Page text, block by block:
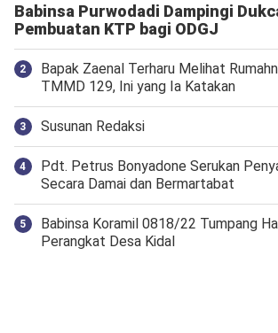
Babinsa Purwodadi Dampingi
Pembuatan KTP bagi ODGJ
Bapak Zaenal Terharu Melihat
TMMD 129, Ini yang Ia Katakan
Susunan Redaksi
Pdt. Petrus Bonyadone Serukan
Secara Damai dan Bermartabat
Babinsa Koramil 0818/22 Tumpang
Perangkat Desa Kidal